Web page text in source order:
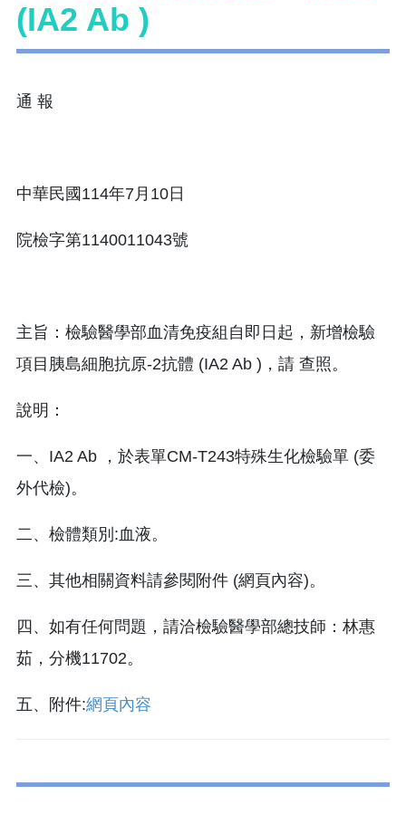
(IA2 Ab )
通 報
中華民國114年7月10日
院檢字第1140011043號
主旨：檢驗醫學部血清免疫組自即日起，新增檢驗
項目胰島細胞抗原-2抗體 (IA2 Ab )，請 查照。
說明：
一、IA2 Ab ，於表單CM-T243特殊生化檢驗單 (委
外代檢)。
二、檢體類別:血液。
三、其他相關資料請參閱附件 (網頁內容)。
四、如有任何問題，請洽檢驗醫學部總技師：林惠
茹，分機11702。
五、附件:網頁內容